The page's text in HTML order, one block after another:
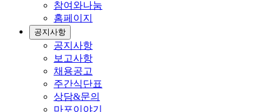
참여와나눔
홈페이지
공지사항
공지사항
보고사항
채용공고
주간식단표
상담&문의
마포이야기